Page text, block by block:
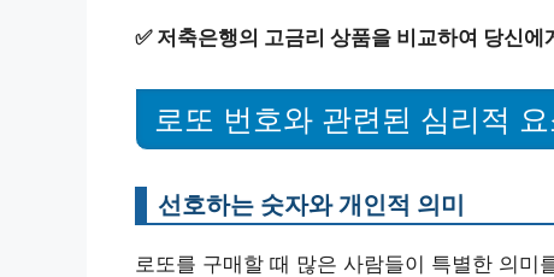
✅ 저축은행의 고금리 상품을 비교하여 당신
로또 번호와 관련된 심리적 요
선호하는 숫자와 개인적 의미
로또를 구매할 때 많은 사람들이 특별한 의